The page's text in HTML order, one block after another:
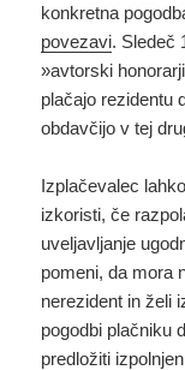
konkretna
povezavi. Sledeč
»avtorski
plačajo rezidentu
obdavčijo v tej
Izplačevalec
izkoristi, če
uveljavljanje
pomeni, da mora
nerezident in želi
pogodbi plačniku
predložiti